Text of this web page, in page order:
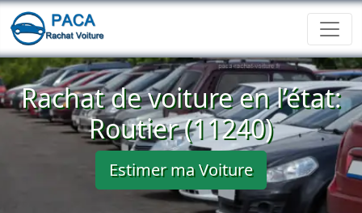
Rachat de voiture en l’état:
Routier (11240)
Estimer ma Voiture